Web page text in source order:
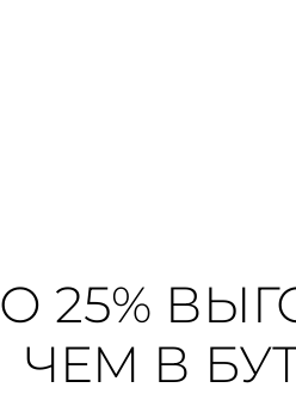
25%
ЧЕМ В